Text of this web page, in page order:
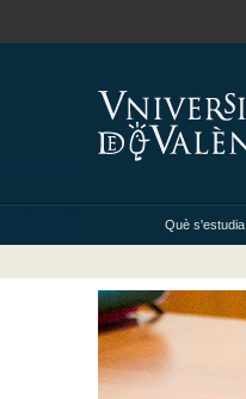
Què s'estudia